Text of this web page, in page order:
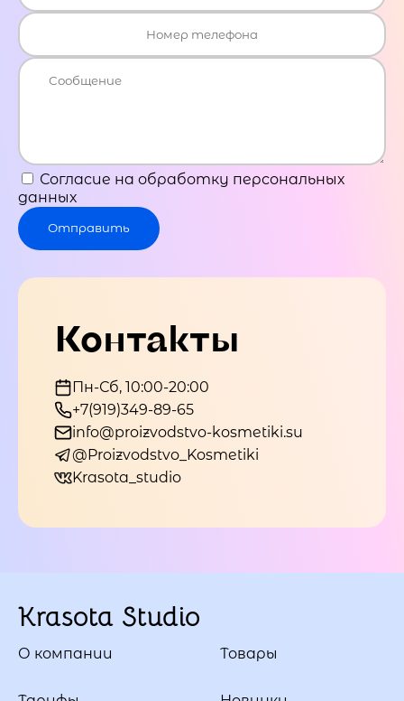
Согласие на обработку персональных
данных
Отправить
Контакты
Пн-Сб, 10:00-20:00
+7(919)349-89-65
info@proizvodstvo-kosmetiki.su
@Proizvodstvo_Kosmetiki
Krasota_studio
Krasota Studio
О компании Товары